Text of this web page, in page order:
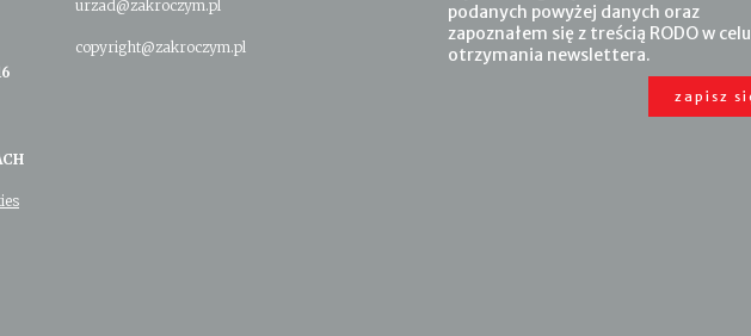
urzad@zakroczym.pl
copyright@zakroczym.pl
podanych powyżej danych oraz
zapoznałem się z treścią RODO w celu
otrzymania newslettera.